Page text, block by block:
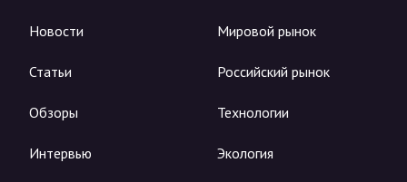
Новости
Статьи
Обзоры
Интервью
Мировой рынок
Российский рынок
Технологии
Экология